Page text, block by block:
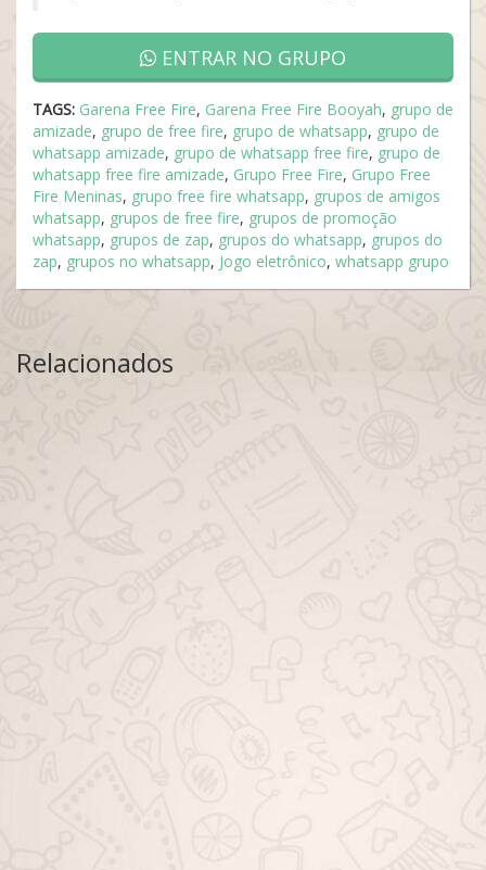
ENTRAR NO GRUPO
TAGS: Garena Free Fire, Garena Free Fire Booyah, grupo de
amizade, grupo de free fire, grupo de whatsapp, grupo de
whatsapp amizade, grupo de whatsapp free fire, grupo de
whatsapp free fire amizade, Grupo Free Fire, Grupo Free
Fire Meninas, grupo free fire whatsapp, grupos de amigos
whatsapp, grupos de free fire, grupos de promoção
whatsapp, grupos de zap, grupos do whatsapp, grupos do
zap, grupos no whatsapp, Jogo eletrônico, whatsapp grupo
Relacionados